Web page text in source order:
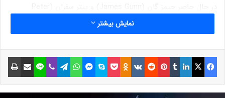
Safran) رهبری دنیای دی‌سی را برعهده دارند و به نظر می‌رسد که با
همکاری دوباره با رابی علاقه‌مند هستند. یکی از طرفداران در توییتر از
داشت و این فیلم‌ساز محبوب در پاسخ گفت که حتما این کار را
می‌کند.
نمایش بیشتر
فیسبوک ایکس لینکداین تامبلر پینتریست Reddit
VKontakte
Odnoklassniki پاکت اسکایپ مسنجر واتس آپ تلگرام وایبر لاین اشتراک گذاری با ایمیل